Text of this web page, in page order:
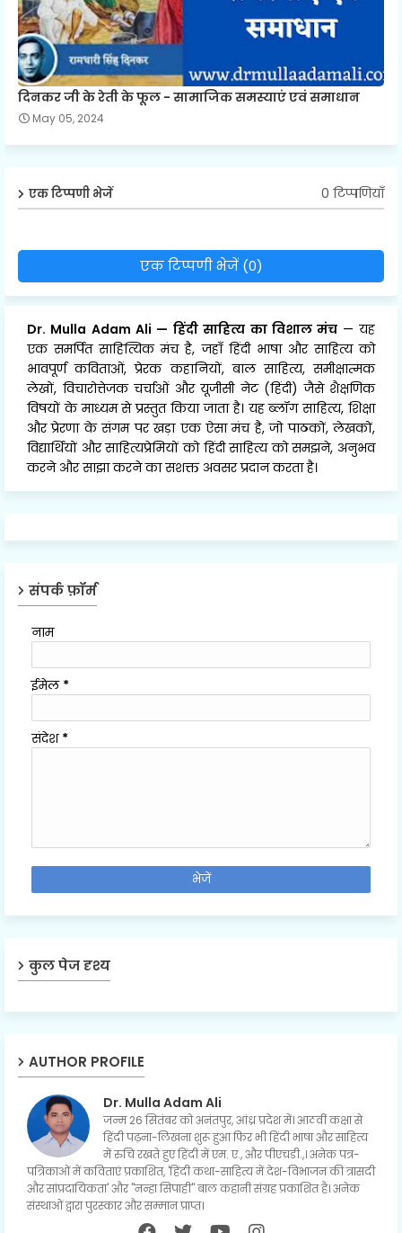
दिनकर जी के रेती के फूल - सामाजिक समस्याएं एवं समाधान
May 05, 2024
एक टिप्पणी भेजें 0 टिप्पणियाँ
एक टिप्पणी भेजें (0)
Dr. Mulla Adam Ali — हिंदी साहित्य का विशाल मंच — यह
एक समर्पित साहित्यिक मंच है, जहाँ हिंदी भाषा और साहित्य को
भावपूर्ण कविताओं, प्रेरक कहानियों, बाल साहित्य, समीक्षात्मक
लेखों, विचारोत्तेजक चर्चाओं और यूजीसी नेट (हिंदी) जैसे शैक्षणिक
विषयों के माध्यम से प्रस्तुत किया जाता है। यह ब्लॉग साहित्य, शिक्षा
और प्रेरणा के संगम पर खड़ा एक ऐसा मंच है, जो पाठकों, लेखकों,
विद्यार्थियों और साहित्यप्रेमियों को हिंदी साहित्य को समझने, अनुभव
करने और साझा करने का सशक्त अवसर प्रदान करता है।
संपर्क फ़ॉर्म
नाम
ईमेल *
संदेश *
कुल पेज दृश्य
AUTHOR PROFILE
Dr. Mulla Adam Ali
जन्म 26 सितंबर को अनंतपुर, आंध्र प्रदेश में। आठवीं कक्षा से
हिंदी पढ़ना-लिखना शुरू हुआ फिर भी हिंदी भाषा और साहित्य
में रुचि रखते हुए हिंदी में एम. ए., और पीएचडी.,। अनेक पत्र-
पत्रिकाओं में कविताएं प्रकाशित, 'हिंदी कथा-साहित्य में देश-विभाजन की त्रासदी
और सांप्रदायिकता' और "नन्हा सिपाही" बाल कहानी संग्रह प्रकाशित है। अनेक
संस्थाओं द्वारा पुरस्कार और सम्मान प्राप्त।